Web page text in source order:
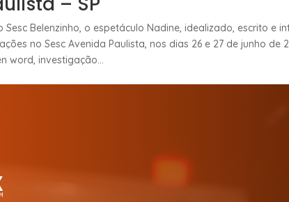
Sesc Belenzinho, o espetáculo Nadine, idealizado, escrito e
no Sesc Avenida Paulista, nos dias 26 e 27 de junho de
word, investigação...